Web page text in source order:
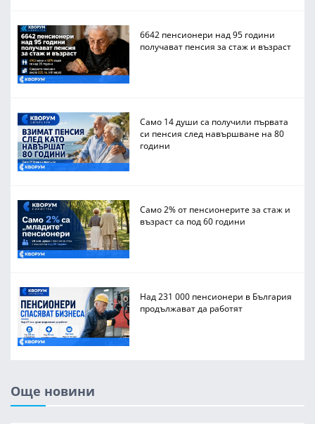
6642 пенсионери над 95 години
получават пенсия за стаж и възраст
Само 14 души са получили първата
си пенсия след навършване на 80
години
Само 2% от пенсионерите за стаж и
възраст са под 60 години
Над 231 000 пенсионери в България
продължават да работят
Още новини